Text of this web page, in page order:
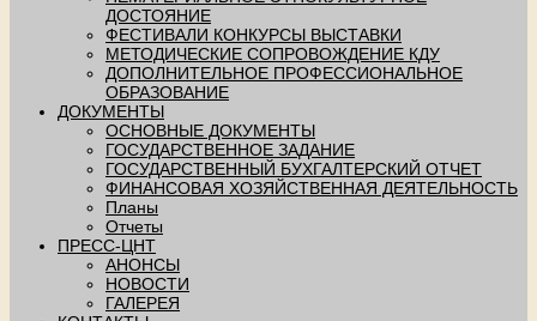
ДОСТОЯНИЕ
ФЕСТИВАЛИ КОНКУРСЫ ВЫСТАВКИ
МЕТОДИЧЕСКИЕ СОПРОВОЖДЕНИЕ КДУ
ДОПОЛНИТЕЛЬНОЕ ПРОФЕССИОНАЛЬНОЕ
ОБРАЗОВАНИЕ
ДОКУМЕНТЫ
ОСНОВНЫЕ ДОКУМЕНТЫ
ГОСУДАРСТВЕННОЕ ЗАДАНИЕ
ГОСУДАРСТВЕННЫЙ БУХГАЛТЕРСКИЙ ОТЧЕТ
ФИНАНСОВАЯ ХОЗЯЙСТВЕННАЯ ДЕЯТЕЛЬНОСТЬ
Планы
Отчеты
ПРЕСС-ЦНТ
АНОНСЫ
НОВОСТИ
ГАЛЕРЕЯ